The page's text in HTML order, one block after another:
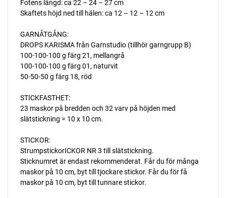
Fotens längd: ca 22 – 24 – 27 cm
Skaftets höjd ned till hälen: ca 12 – 12 – 12 cm
GARNÅTGÅNG:
DROPS KARISMA från Garnstudio (tillhör garngrupp B)
100-100-100 g färg 21, mellangrå
100-100-100 g färg 01, naturvit
50-50-50 g färg 18, röd
STICKFASTHET:
23 maskor på bredden och 32 varv på höjden med
slätstickning = 10 x 10 cm.
STICKOR:
StrumpstickorICKOR NR 3 till slätstickning.
Sticknumret är endast rekommenderat. Får du för många
maskor på 10 cm, byt till tjockare stickor. Får du för få
maskor på 10 cm, byt till tunnare stickor.